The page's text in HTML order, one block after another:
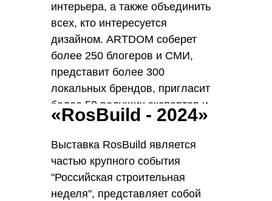
интерьера, а также объединить
всех, кто интересуется
дизайном. ARTDOM соберет
более 250 блогеров и СМИ,
представит более 300
локальных брендов, пригласит
более 50 ведущих экспертов и
организует 2 важных форума.
«RosBuild - 2024»
Выставка RosBuild является
частью крупного события
"Российская строительная
неделя", представляет собой